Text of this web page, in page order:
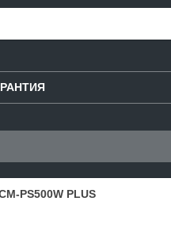
PS500W PLUS